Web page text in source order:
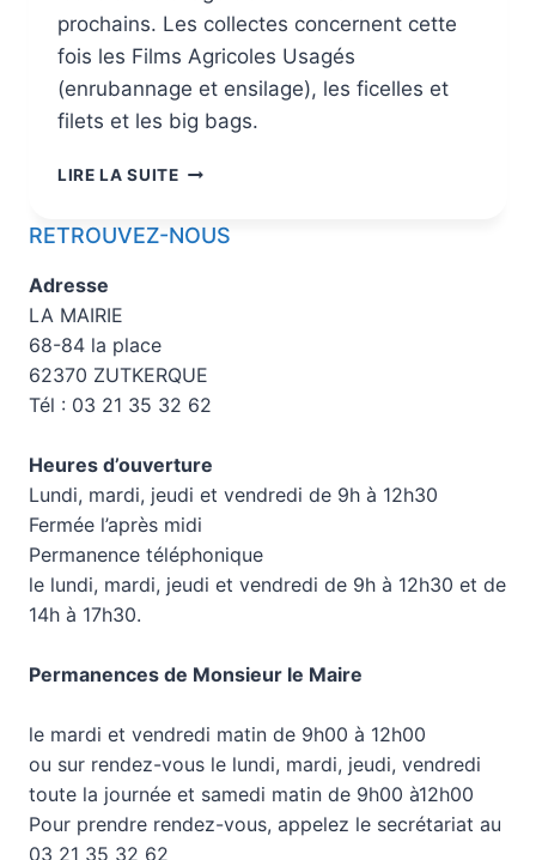
prochains. Les collectes concernent cette
fois les Films Agricoles Usagés
(enrubannage et ensilage), les ficelles et
filets et les big bags.
LIRE LA SUITE
RETROUVEZ-NOUS
Adresse
LA MAIRIE
68-84 la place
62370 ZUTKERQUE
Tél : 03 21 35 32 62
Heures d’ouverture
Lundi, mardi, jeudi et vendredi de 9h à 12h30
Fermée l’après midi
Permanence téléphonique
le lundi, mardi, jeudi et vendredi de 9h à 12h30 et de
14h à 17h30.
Permanences de Monsieur le Maire
le mardi et vendredi matin de 9h00 à 12h00
ou sur rendez-vous le lundi, mardi, jeudi, vendredi
toute la journée et samedi matin de 9h00 à12h00
Pour prendre rendez-vous, appelez le secrétariat au
03 21 35 32 62